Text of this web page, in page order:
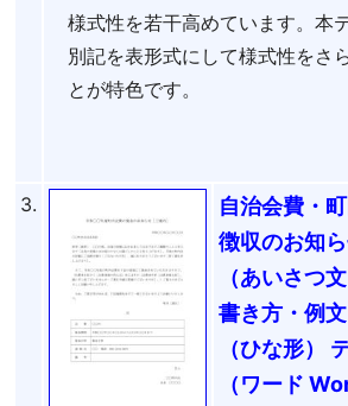
様式性を若干高めています。本
別記を表形式にして様式性をさ
とが特色です。
3.
自治会費・
徴収のお知
（あいさつ
書き方・例
（ひな形）
（ワード